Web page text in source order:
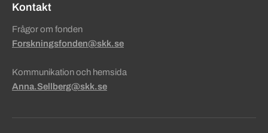
Kontakt
Frågor om fonden
Forskningsfonden@skk.se
Kommunikation och hemsida
Anna.Sellberg@skk.se